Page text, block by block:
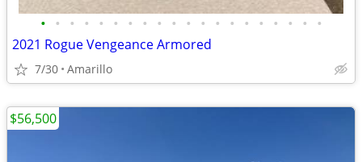
• • • • • • • • • • • • • • • • • • • •
2021 Rogue Vengeance Armored
7/30 Amarillo
$56,500